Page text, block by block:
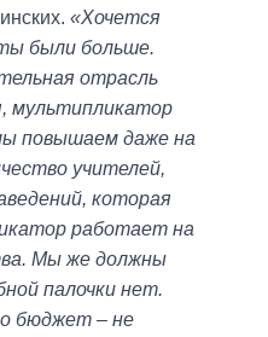
«Хочется
были больше.
отрасль
мультипликатор
повышаем даже на
учителей,
которая
работает на
Мы же должны
палочки нет.
бюджет – не